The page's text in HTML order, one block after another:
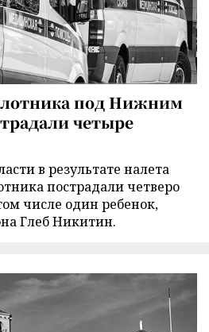
под Нижним
четыре
в результате налета
пострадали четверо
числе один ребенок,
Глеб Никитин.